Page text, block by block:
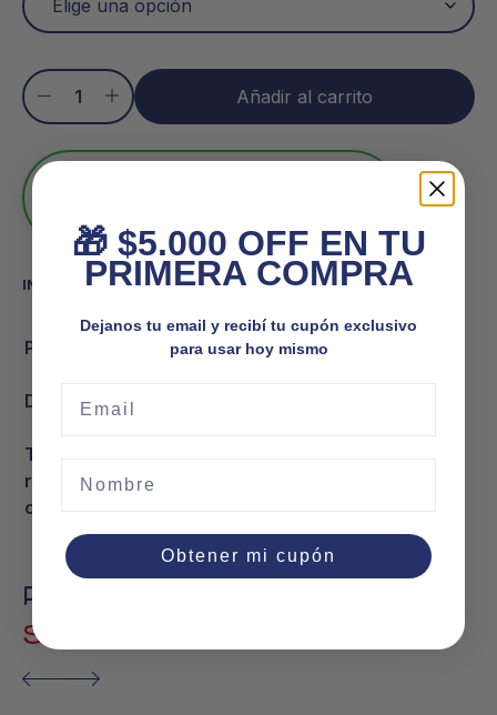
Añadir al carrito
INFORMACIÓN ADICIONAL
Peso N/D
Dimensiones
Tamaño
rollos
corrugados
PRODUCTOS
SIMILARES
🎁 $5.000 OFF EN TU
PRIMERA COMPRA
Dejanos tu email y recibí tu cupón exclusivo
para usar hoy mismo
Obtener mi cupón